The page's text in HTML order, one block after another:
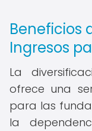
Beneficios
Ingresos
La
ofrece una
para las
la